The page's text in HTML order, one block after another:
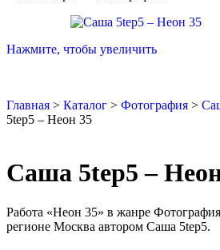
Нажмите, чтобы увеличить
Главная > Каталог > Фотография >
5tep5 – Неон 35
Саша 5tep5 –
Работа «Неон 35» в жанре
регионе Москва автором Саша 5tep5.